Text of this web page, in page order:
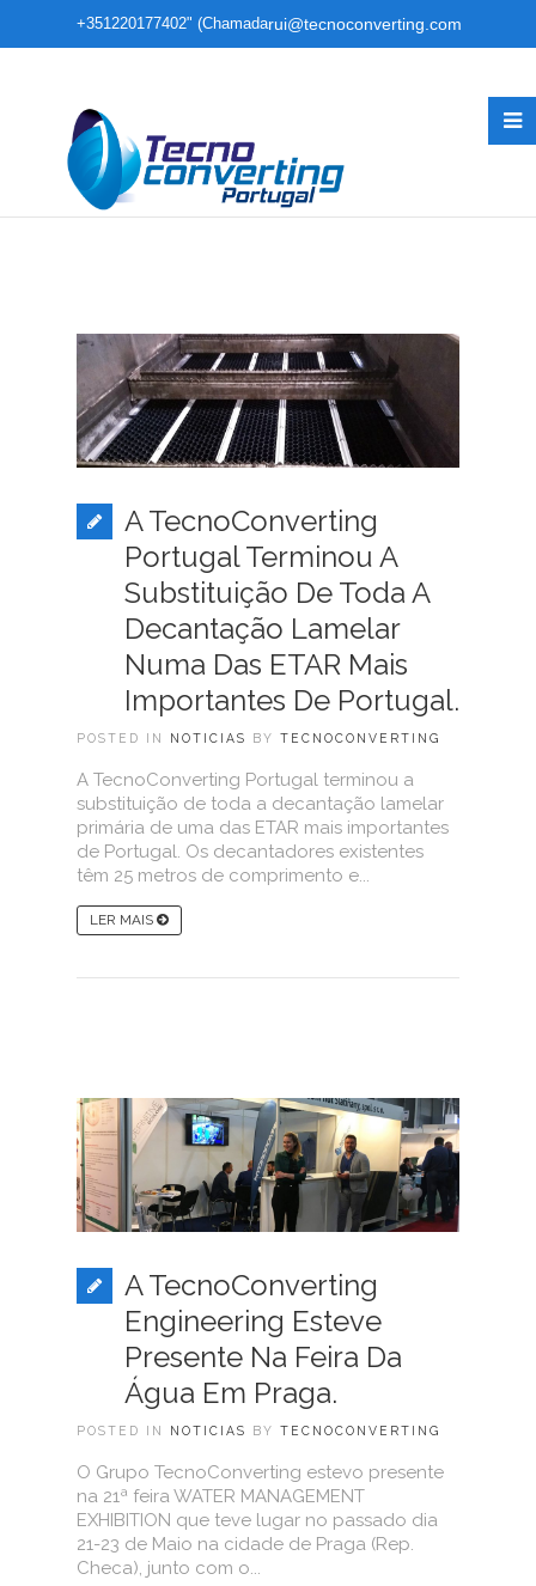
+351220177402" (Chamadarui@tecnoconverting.com
A TecnoConverting
Portugal Terminou A
Substituição De Toda A
Decantação Lamelar
Numa Das ETAR Mais
Importantes De Portugal.
POSTED IN NOTICIAS BY TECNOCONVERTING
A TecnoConverting Portugal terminou a
substituição de toda a decantação lamelar
primária de uma das ETAR mais importantes
de Portugal. Os decantadores existentes
têm 25 metros de comprimento e...
LER MAIS
A TecnoConverting
Engineering Esteve
Presente Na Feira Da
Água Em Praga.
POSTED IN NOTICIAS BY TECNOCONVERTING
O Grupo TecnoConverting estevo presente
na 21ª feira WATER MANAGEMENT
EXHIBITION que teve lugar no passado dia
21-23 de Maio na cidade de Praga (Rep.
Checa), junto com o...